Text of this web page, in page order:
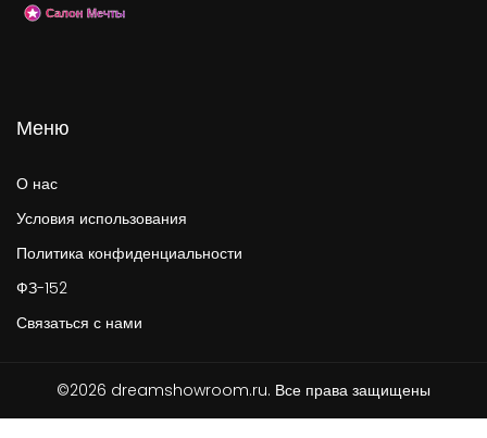
Меню
О нас
Условия использования
Политика конфиденциальности
ФЗ-152
Связаться с нами
©2026 dreamshowroom.ru. Все права защищены